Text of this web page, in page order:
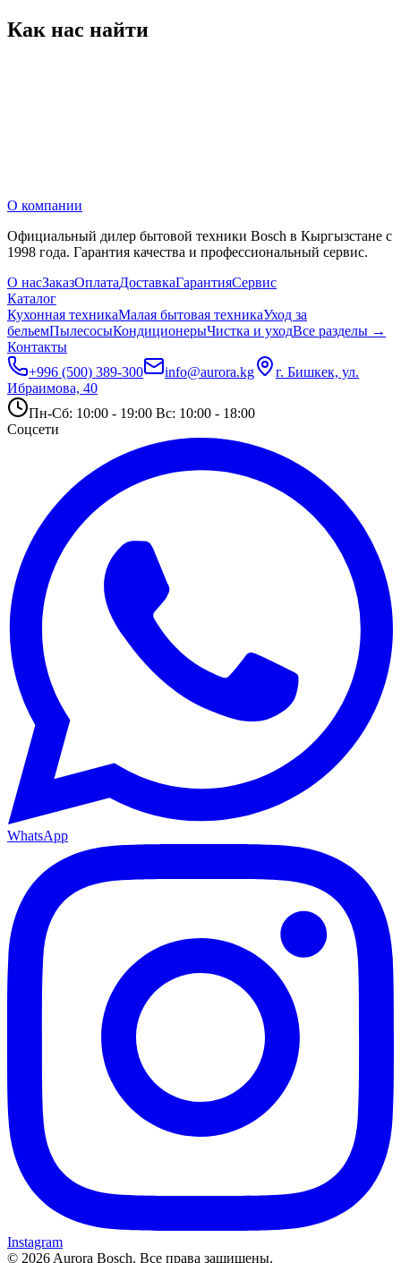
Как нас найти
О компании
Официальный дилер бытовой техники Bosch в Кыргызстане с
1998 года. Гарантия качества и профессиональный сервис.
О насЗаказОплатаДоставкаГарантияСервис
Каталог
Кухонная техникаМалая бытовая техникаУход за
бельемПылесосыКондиционерыЧистка и уходВсе разделы →
Контакты
+996 (500) 389-300
info@aurora.kg
г. Бишкек, ул.
Ибраимова, 40
Пн-Сб: 10:00 - 19:00 Вс: 10:00 - 18:00
Соцсети
WhatsApp
Instagram
© 2026 Aurora Bosch. Все права защищены.